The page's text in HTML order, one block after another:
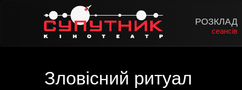
РОЗКЛАД
сеансів
Зловісний ритуал